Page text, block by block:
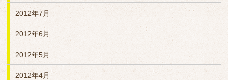
2012年7月
2012年6月
2012年5月
2012年4月